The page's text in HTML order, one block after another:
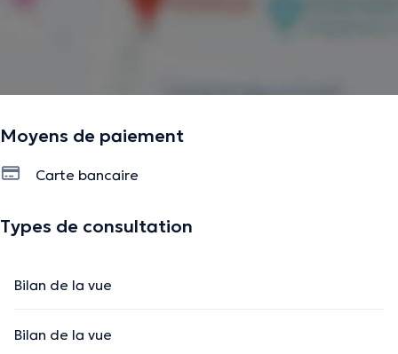
Moyens de paiement
Carte bancaire
Types de consultation
Bilan de la vue
Bilan de la vue